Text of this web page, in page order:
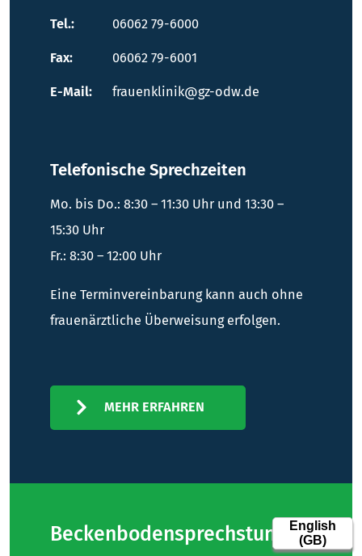
Tel.: 06062 79-6000
Fax: 06062 79-6001
E-Mail: frauenklinik@gz-odw.de
Telefonische Sprechzeiten
Mo. bis Do.: 8:30 – 11:30 Uhr und 13:30 –
15:30 Uhr
Fr.: 8:30 – 12:00 Uhr
Eine Terminvereinbarung kann auch ohne
frauenärztliche Überweisung erfolgen.
MEHR ERFAHREN
Beckenbodensprechstunde